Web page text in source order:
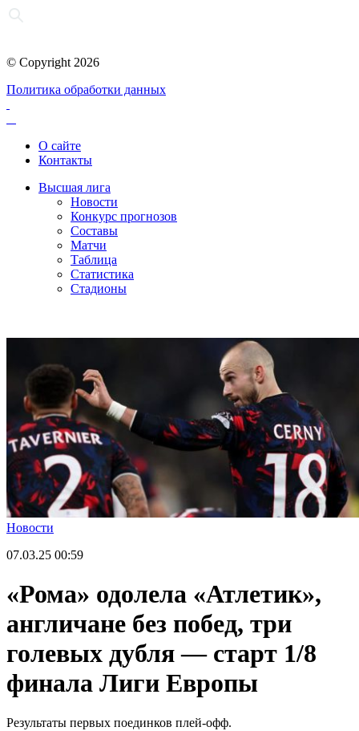
© Copyright 2026
Политика обработки данных
О сайте
Контакты
Высшая лига
Новости
Конкурс прогнозов
Составы
Матчи
Таблица
Статистика
Стадионы
Новости
07.03.25 00:59
«Рома» одолела «Атлетик»,
англичане без побед, три
голевых дубля — старт 1/8
финала Лиги Европы
Результаты первых поединков плей-офф.